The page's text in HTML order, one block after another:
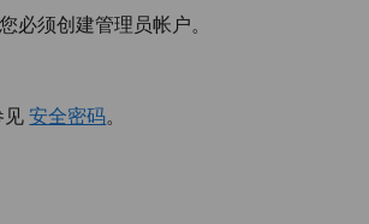
必须创建管理员帐户。
见安全密码。